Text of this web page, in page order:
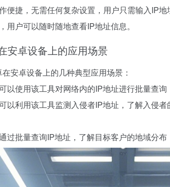
便捷，无需任何复杂设置，用户只需输入IP地
用户可以随时随地查看IP地址信息。
安卓设备上的应用场景
安卓设备上的几种典型应用场景：
以使用该工具对网络内的IP地址进行批量查询
以利用该工具监测入侵者IP地址，了解入侵
过批量查询IP地址，了解目标客户的地域分布